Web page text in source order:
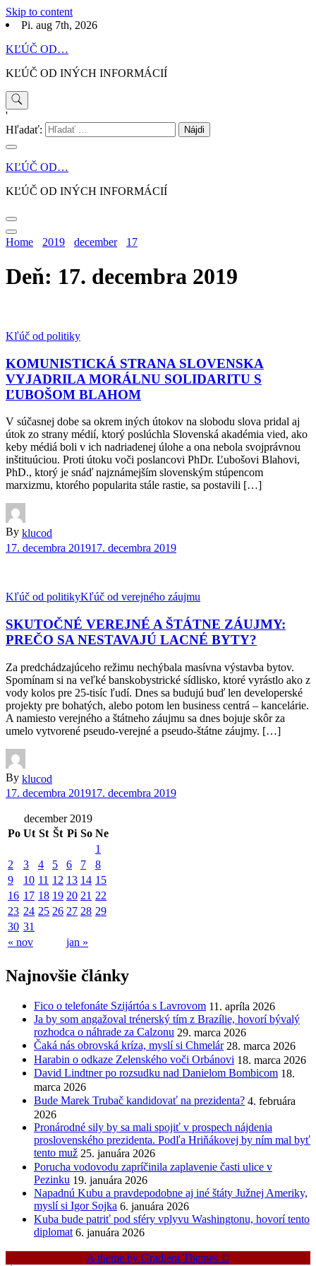
Skip to content
Pi. aug 7th, 2026
KĽÚČ OD…
KĽÚČ OD INÝCH INFORMÁCIÍ
'
Hľadať:
KĽÚČ OD…
KĽÚČ OD INÝCH INFORMÁCIÍ
Home 2019 december 17
Deň: 17. decembra 2019
Kľúč od politiky
KOMUNISTICKÁ STRANA SLOVENSKA
VYJADRILA MORÁLNU SOLIDARITU S
ĽUBOŠOM BLAHOM
V súčasnej dobe sa okrem iných útokov na slobodu slova pridal aj
útok zo strany médií, ktorý poslúchla Slovenská akadémia vied, ako
keby médiá boli v ich nadriadenej úlohe a ona nebola svojprávnou
inštituúciou. Proti útoku voči poslancovi PhDr. Ľubošovi Blahovi,
PhD., ktorý je snáď najznámejším slovenským stúpencom
marxizmu, ktorého popularita stále rastie, sa postavili […]
By klucod
17. decembra 201917. decembra 2019
Kľúč od politikyKľúč od verejného záujmu
SKUTOČNÉ VEREJNÉ A ŠTÁTNE ZÁUJMY:
PREČO SA NESTAVAJÚ LACNÉ BYTY?
Za predchádzajúceho režimu nechýbala masívna výstavba bytov.
Spomínam si na veľké banskobystrické sídlisko, ktoré vyrástlo ako z
vody kolos pre 25-tisíc ľudí. Dnes sa budujú buď len developerské
projekty pre bohatých, alebo potom len business centrá – kancelárie.
A namiesto verejného a štátneho záujmu sa dnes bojuje skôr za
umelo vytvorené pseudo-verejné a pseudo-štátne záujmy. […]
By klucod
17. decembra 201917. decembra 2019
december 2019
Po Ut St Št Pi So Ne
« nov jan »
1
2
3 4 5 6 7
8
9
10 11 12 13 14 15
16 17 18 19 20 21 22
23 24 25 26 27 28 29
30 31
Najnovšie články
Fico o telefonáte Szijártóa s Lavrovom 11. apríla 2026
Ja by som angažoval trénerský tím z Brazílie, hovorí bývalý
rozhodca o náhrade za Calzonu 29. marca 2026
Čaká nás obrovská kríza, myslí si Chmelár 28. marca 2026
Harabin o odkaze Zelenského voči Orbánovi 18. marca 2026
David Lindtner po rozsudku nad Danielom Bombicom 18.
marca 2026
Bude Marek Trubač kandidovať na prezidenta? 4. februára
2026
Pronárodné sily by sa mali spojiť v prospech nájdenia
proslovenského prezidenta. Podľa Hriňákovej by ním mal byť
tento muž 25. januára 2026
Porucha vodovodu zapríčinila zaplavenie časti ulice v
Pezinku 19. januára 2026
Napadnú Kubu a pravdepodobne aj iné štáty Južnej Ameriky,
myslí si Igor Sojka 6. januára 2026
Kuba bude patriť pod sféry vplyvu Washingtonu, hovorí tento
diplomat 6. januára 2026
A theme by Gradient Themes ©